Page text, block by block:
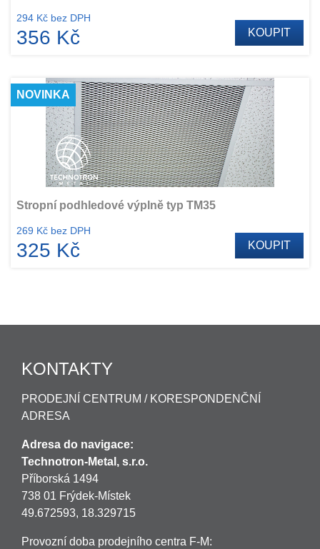
294 Kč bez DPH
356 Kč KOUPIT
NOVINKA
Stropní podhledové výplně typ TM35
269 Kč bez DPH
325 Kč KOUPIT
KONTAKTY
PRODEJNÍ CENTRUM / KORESPONDENČNÍ
ADRESA
Adresa do navigace:
Technotron-Metal, s.r.o.
Příborská 1494
738 01 Frýdek-Místek
49.672593, 18.329715
Provozní doba prodejního centra F-M: